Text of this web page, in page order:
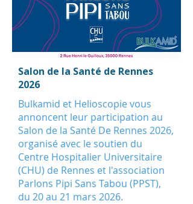
Salon de la Santé de Rennes
2026
Bulkamid et Helioscopie vous
annoncent leur participation au
Salon de la Santé De Rennes 2026,
organisé avec le soutien du
Centre Hospitalier Universitaire
(CHU) de Rennes et l'association
Parlons Pipi Sans Tabou (PPST),
du 20 au 21 mars 2026.